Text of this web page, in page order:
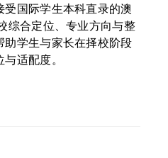
国际学生本科直录的澳
综合定位、专业方向与整
学生与家长在择校阶段
适配度。